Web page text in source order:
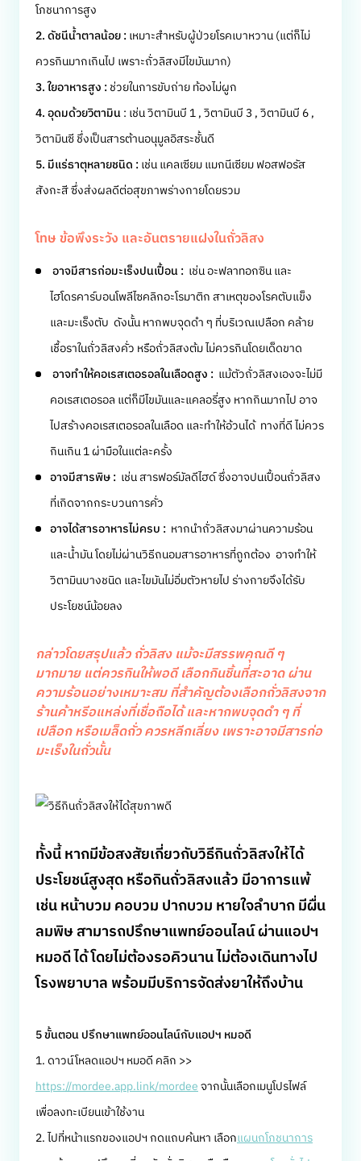
โภชนาการสูง
2. ดัชนีน้ำตาลน้อย : เหมาะสำหรับผู้ป่วยโรคเบาหวาน (แต่ก็ไม่
ควรกินมากเกินไป เพราะถั่วลิสงมีไขมันมาก)
3. ใยอาหารสูง : ช่วยในการขับถ่าย ท้องไม่ผูก
4. อุดมด้วยวิตามิน: เช่น วิตามินบี 1 , วิตามินบี 3 , วิตามินบี 6 ,
วิตามินซี ชึ่งเป็นสารต้านอนุมูลอิสระชั้นดี
5. มีแร่ธาตุหลายชนิด : เช่น แคลเซียม แมกนีเซียม ฟอสฟอรัส
สังกะสี ซึ่งส่งผลดีต่อสุขภาพร่างกายโดยรวม
โทษ ข้อพึงระวัง และอันตรายแฝงในถั่วลิสง
อาจมีสารก่อมะเร็งปนเปื้อน : เช่น อะฟลาทอกซิน และ
ไฮโดรคาร์บอนโพลีไซคลิกอะโรมาติก สาเหตุของโรคตับแข็ง
และมะเร็งตับ ดังนั้น หากพบจุดดำ ๆ ที่บริเวณเปลือก คล้าย
เชื้อราในถั่วลิสงคั่ว หรือถั่วลิสงต้ม ไม่ควรกินโดยเด็ดขาด
อาจทำให้คอเรสเตอรอลในเลือดสูง : แม้ตัวถั่วลิสงเองจะไม่มี
คอเรสเตอรอล แต่ก็มีไขมันและแคลอรี่สูง หากกินมากไป อาจ
ไปสร้างคอเรสเตอรอลในเลือด และทำให้อ้วนได้ ทางที่ดี ไม่ควร
กินเกิน 1 ผ่ามือในแต่ละครั้ง
อาจมีสารพิษ : เช่น สารฟอร์มัลดีไฮด์ ซึ่งอาจปนเปื้อนถั่วลิสง
ที่เกิดจากกระบวนการคั่ว
อาจได้สารอาหารไม่ครบ : หากนำถั่วลิสงมาผ่านความร้อน
และน้ำมัน โดยไม่ผ่านวิธีถนอมสารอาหารที่ถูกต้อง อาจทำให้
วิตามินบางชนิด และไขมันไม่อิ่มตัวหายไป ร่างกายจึงได้รับ
ประโยชน์น้อยลง
กล่าวโดยสรุปแล้ว ถั่วลิสง แม้จะมีสรรพคุณดี ๆ
มากมาย แต่ควรกินให้พอดี เลือกกินชิ้นที่สะอาด ผ่าน
ความร้อนอย่างเหมาะสม ที่สำคัญต้องเลือกถั่วลิสงจาก
ร้านค้าหรีอแหล่งที่เชื่อถือได้ และหากพบจุดดำ ๆ ที่
เปลือก หรือเมล็ดถั่ว ควรหลีกเลี่ยง เพราะอาจมีสารก่อ
มะเร็งในถั่วนั้น
ทั้งนี้ หากมีข้อสงสัยเกี่ยวกับวิธีกินถั่วลิสงให้ได้
ประโยชน์สูงสุด หรือกินถั่วลิสงแล้ว มีอาการแพ้
เช่น หน้าบวม คอบวม ปากบวม หายใจลำบาก มีผื่น
ลมพิษ สามารถปรึกษาแพทย์ออนไลน์ ผ่านแอปฯ
หมอดี ได้ โดยไม่ต้องรอคิวนาน ไม่ต้องเดินทางไป
โรงพยาบาล พร้อมมีบริการจัดส่งยาให้ถึงบ้าน
5 ขั้นตอน ปรึกษาแพทย์ออนไลน์กับแอปฯ หมอดี
1. ดาวน์โหลดแอปฯ หมอดี คลิก >>
https://mordee.app.link/mordeeจากนั้นเลือกเมนูโปรไฟล์
เพื่อลงทะเบียนเข้าใช้งาน
2. ไปที่หน้าแรกของแอปฯ กดแถบค้นหา เลือกแผนกโภชนาการ